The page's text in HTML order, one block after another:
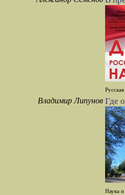
Владимир Липунов Где
Наука